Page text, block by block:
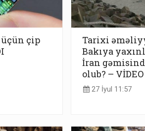
çip
Tarixi
Bakıya
İran
olub? – VİDEO
27 İyul 11:57